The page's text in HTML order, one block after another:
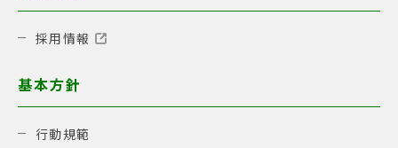
採用情報
基本方針
行動規範